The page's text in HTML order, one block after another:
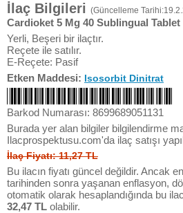
İlaç Bilgileri (Güncelleme
Cardioket 5 Mg 40 Sublingual Tablet
Yerli, Beşeri bir ilaçtır.
Reçete ile satılır.
E-Reçete: Pasif
Etken Maddesi: Isosorbit Dinitrat
Barkod Numarası: 8699689051131
Burada yer alan bilgiler bilgilendirme
Ilacprospektusu.com'da ilaç satışı
İlaç Fiyatı: 11,27 TL
Bu ilacın fiyatı güncel değildir. Ancak
tarihinden sonra yaşanan enflasyon,
otomatik olarak hesaplandığında bu
32,47 TL olabilir.